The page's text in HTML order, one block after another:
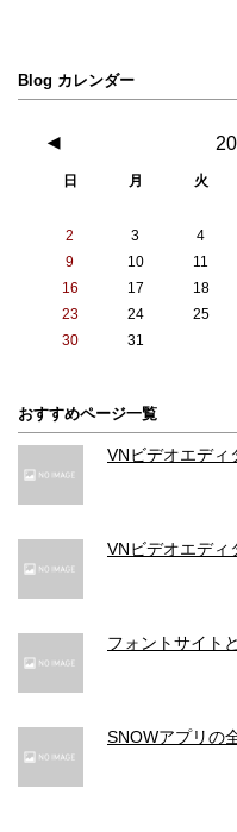
動画フロントカ
0p、30fps）ができるシネマテ
クモード
最大4K、60fps
映画レベルのビデオ手ぶれ補正
動画フロントカメ
Blog カレンダー
◀
日 月 火
2
3 4
9
10 11
16
17 18
23
24 25
30
31
おすすめページ一覧
VNビデオエディ
VNビデオエディ
フォントサイト
SNOWアプリの